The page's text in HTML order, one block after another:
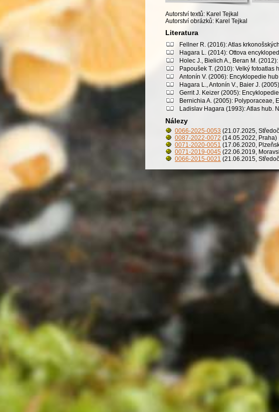
Autorství textů: Karel Tejkal
Autorství obrázků: Karel Tejkal
Literatura
Fellner R. (2016): Atlas
Hagara L. (2014): Ottova
Holec J., Bielich A., Beran M.
Papoušek T. (2010): Velký
Antonín V. (2006): Encyklopedie
Hagara L., Antonín V., Baier J.
Gerrit J. Keizer (2005):
Bernichia A. (2005): Polyporaceae,
Ladislav Hagara (1993): Atlas hub.
Nálezy
0066-2025-0053 (21.07.2025,
0087-2022-0072 (14.05.2022, Praha)
0071-2020-0051 (17.06.2020,
0071-2019-0045 (22.06.2019,
0066-2015-0021 (21.06.2015,